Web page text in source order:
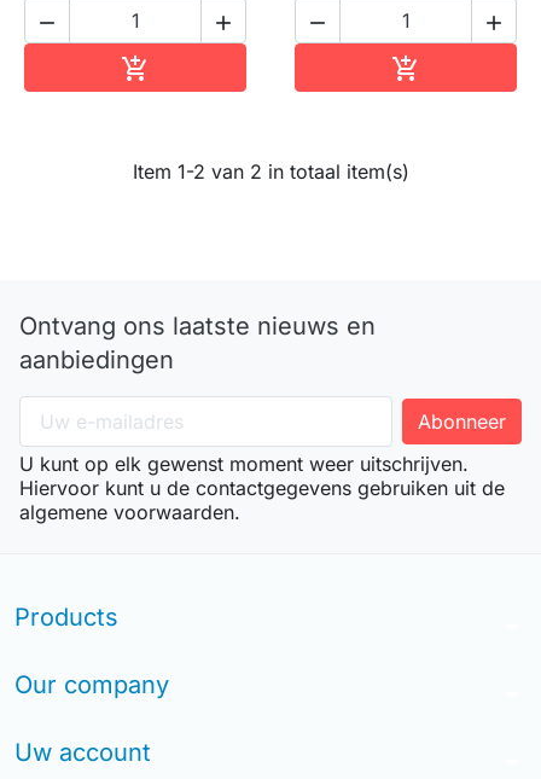
 

 

Item 1-2 van 2 in totaal item(s)
Ontvang ons laatste nieuws en
aanbiedingen
U kunt op elk gewenst moment weer uitschrijven.
Hiervoor kunt u de contactgegevens gebruiken uit de
algemene voorwaarden.
Products
Our company
Uw account